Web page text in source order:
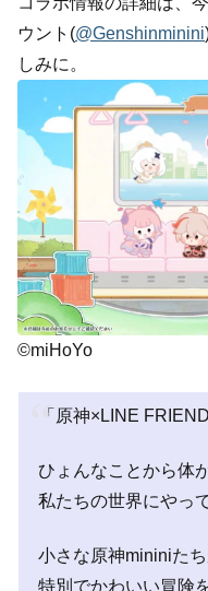
ウント(@Genshinminini
しみに。
©miHoYo
「原神×LINE
ひょんなことから体
私たちの世界にやっ
小さな原神mininiた
特別でかわいい冒険